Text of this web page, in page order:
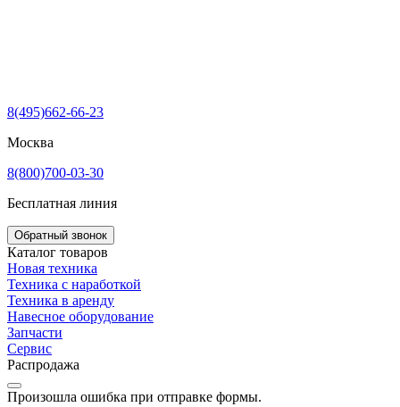
8(495)662-66-23
Москва
8(800)700-03-30
Бесплатная линия
Обратный звонок
Каталог товаров
Новая техника
Техника с наработкой
Техника в аренду
Навесное оборудование
Запчасти
Сервис
Распродажа
Произошла ошибка при отправке формы.